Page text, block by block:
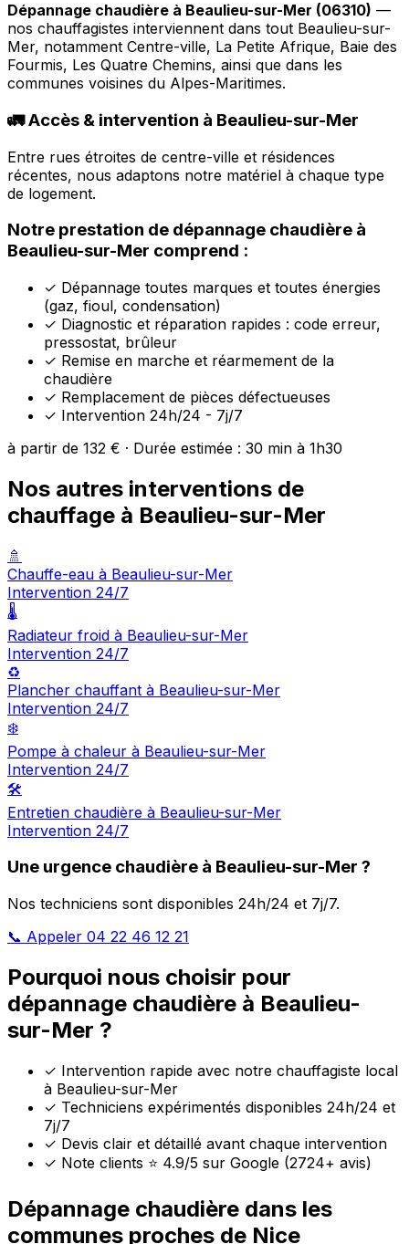
Dépannage chaudière à Beaulieu-sur-Mer (06310) —
nos chauffagistes interviennent dans tout Beaulieu-sur-
Mer, notamment Centre-ville, La Petite Afrique, Baie des
Fourmis, Les Quatre Chemins, ainsi que dans les
communes voisines du Alpes-Maritimes.
🚛 Accès & intervention à Beaulieu-sur-Mer
Entre rues étroites de centre-ville et résidences
récentes, nous adaptons notre matériel à chaque type
de logement.
Notre prestation de dépannage chaudière à
Beaulieu-sur-Mer comprend :
✓ Dépannage toutes marques et toutes énergies
(gaz, fioul, condensation)
✓ Diagnostic et réparation rapides : code erreur,
pressostat, brûleur
✓ Remise en marche et réarmement de la
chaudière
✓ Remplacement de pièces défectueuses
✓ Intervention 24h/24 - 7j/7
à partir de 132 € · Durée estimée : 30 min à 1h30
Nos autres interventions de
chauffage à Beaulieu-sur-Mer
🚿
Chauffe-eau à Beaulieu-sur-Mer
Intervention 24/7
🌡️
Radiateur froid à Beaulieu-sur-Mer
Intervention 24/7
♻️
Plancher chauffant à Beaulieu-sur-Mer
Intervention 24/7
❄️
Pompe à chaleur à Beaulieu-sur-Mer
Intervention 24/7
🛠️
Entretien chaudière à Beaulieu-sur-Mer
Intervention 24/7
Une urgence chaudière à Beaulieu-sur-Mer ?
Nos techniciens sont disponibles 24h/24 et 7j/7.
📞 Appeler 04 22 46 12 21
Pourquoi nous choisir pour
dépannage chaudière à Beaulieu-
sur-Mer ?
✓ Intervention rapide avec notre chauffagiste local
à Beaulieu-sur-Mer
✓ Techniciens expérimentés disponibles 24h/24 et
7j/7
✓ Devis clair et détaillé avant chaque intervention
✓ Note clients ⭐ 4.9/5 sur Google (2724+ avis)
Dépannage chaudière dans les
communes proches de Nice